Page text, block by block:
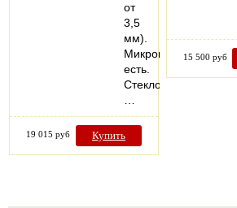
от
3,5
мм).
Микропроветривание:
есть.
Стеклопакеты:
19 015 руб Купить
15 500 руб